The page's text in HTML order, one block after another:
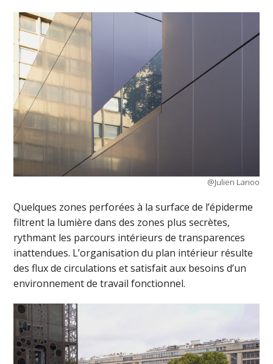
@Julien Lanoo
Quelques zones perforées à la surface de l’épiderme
filtrent la lumière dans des zones plus secrètes,
rythmant les parcours intérieurs de transparences
inattendues. L’organisation du plan intérieur résulte
des flux de circulations et satisfait aux besoins d’un
environnement de travail fonctionnel.